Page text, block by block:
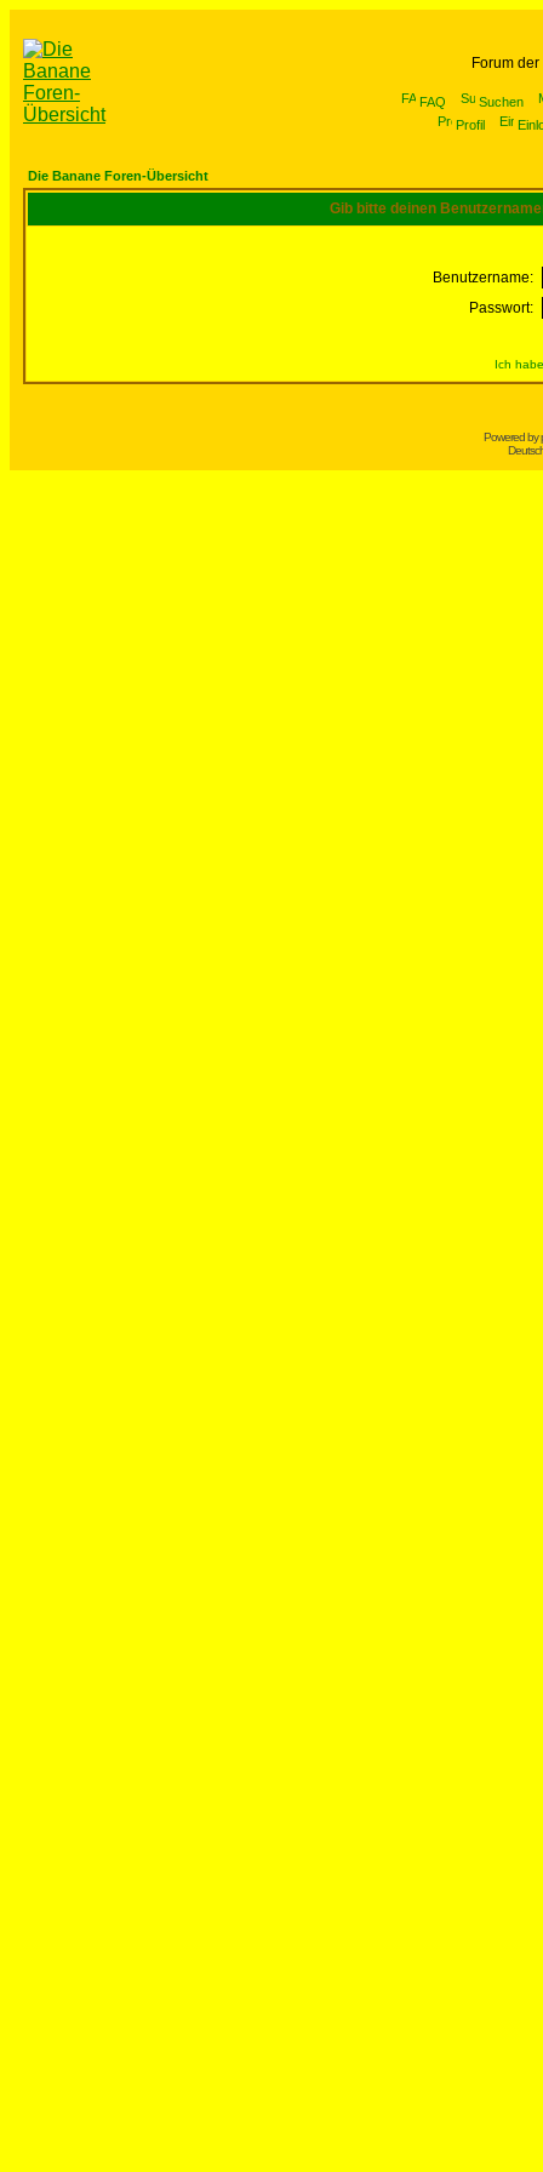
Forum
FAQ
Suchen
Profil
Die Banane Foren-Übersicht
Gib bitte deinen
Benutzername:
Passwort:
Ich
Powered by